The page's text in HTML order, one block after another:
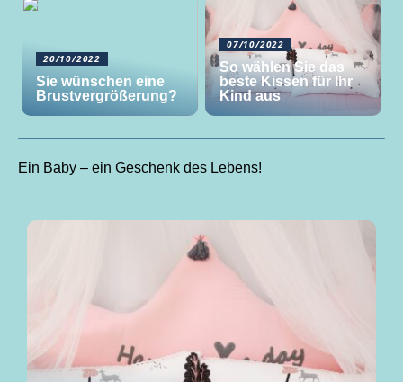
20/10/2022
Sie wünschen eine
Brustvergrößerung?
07/10/2022
So wählen Sie das
beste Kissen für Ihr
Kind aus
Ein Baby – ein Geschenk des Lebens!